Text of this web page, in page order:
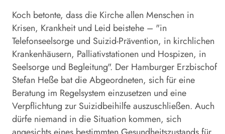
Koch betonte, dass die Kirche allen Menschen in
Krisen, Krankheit und Leid beistehe – "in
Telefonseelsorge und Suizid-Prävention, in kirchlichen
Krankenhäusern, Palliativstationen und Hospizen, in
Seelsorge und Begleitung". Der Hamburger Erzbischof
Stefan Heße bat die Abgeordneten, sich für eine
Beratung im Regelsystem einzusetzen und eine
Verpflichtung zur Suizidbeihilfe auszuschließen. Auch
dürfe niemand in die Situation kommen, sich